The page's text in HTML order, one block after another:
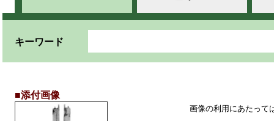
キーワード
■添付画像
画像の利用にあたって